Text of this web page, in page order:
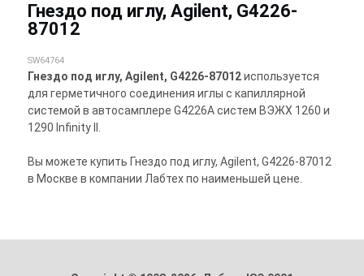
Гнездо под иглу, Agilent, G4226-
87012
SW64764
Гнездо под иглу, Agilent, G4226-87012используется
для герметичного соединения иглы с капиллярной
системой в автосамплере G4226A систем ВЭЖХ 1260 и
1290 Infinity II.
Вы можете купить Гнездо под иглу, Agilent, G4226-87012
в Москве в компании Лабтех по наименьшей цене.